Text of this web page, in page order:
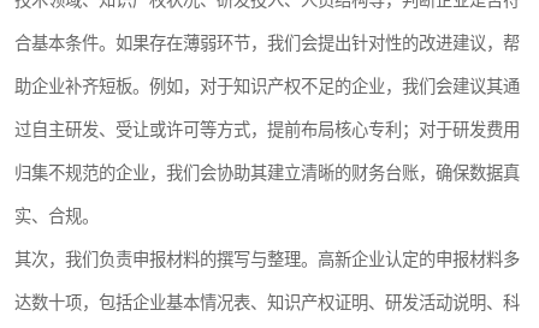
合基本条件。如果存在薄弱环节，我们会提出针对性的改进建议，帮
助企业补齐短板。例如，对于知识产权不足的企业，我们会建议其通
过自主研发、受让或许可等方式，提前布局核心专利；对于研发费用
归集不规范的企业，我们会协助其建立清晰的财务台账，确保数据真
实、合规。
其次，我们负责申报材料的撰写与整理。高新企业认定的申报材料多
达数十项，包括企业基本情况表、知识产权证明、研发活动说明、科